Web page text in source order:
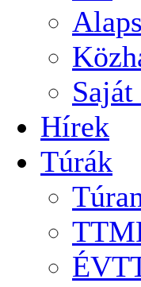
Hírek
Túrák